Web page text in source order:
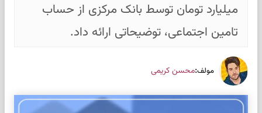
میلیارد تومان توسط بانک مرکزی از حساب
تامین اجتماعی، توضیحاتی ارائه داد.
مولف:محسن کریمی